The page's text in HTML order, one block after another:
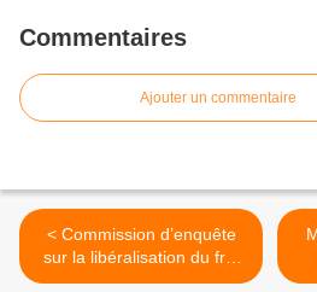
Commentaires
Ajouter un commentaire
< Commission d’enquête
sur la libéralisation du fret
ferroviaire et ses